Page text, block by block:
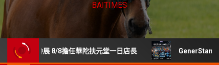
BAITIMES
展 8/8擔任華陀扶元堂一日店長 GenerStand 擬推「人